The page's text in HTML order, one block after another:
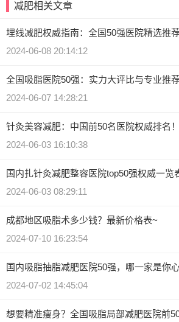
减肥相关文章
埋线减肥权威指南：全国50强医院精选推
2024-06-08 20:14:12
全国吸脂医院50强：实力大评比与专业推荐
2024-06-07 14:28:21
针灸美容减肥：中国前50名医院权威排名！
2024-06-03 16:10:38
国内扎针灸减肥整容医院top50强权威一览
2024-06-03 08:29:11
成都地区吸脂术多少钱？最新价格表~
2024-07-10 16:23:54
国内吸脂抽脂减肥医院50强，哪一家是你
2024-07-02 14:45:04
想要精准瘦身？全国吸脂局部减肥医院前